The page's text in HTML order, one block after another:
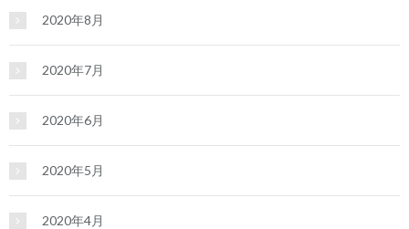
2020年8月
2020年7月
2020年6月
2020年5月
2020年4月